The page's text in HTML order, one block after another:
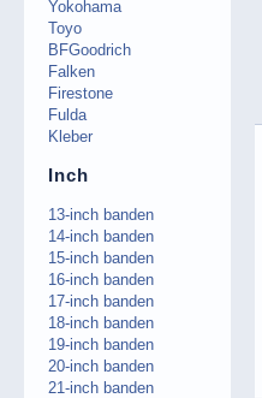
Yokohama
Toyo
BFGoodrich
Falken
Firestone
Fulda
Kleber
Inch
13-inch banden
14-inch banden
15-inch banden
16-inch banden
17-inch banden
18-inch banden
19-inch banden
20-inch banden
21-inch banden